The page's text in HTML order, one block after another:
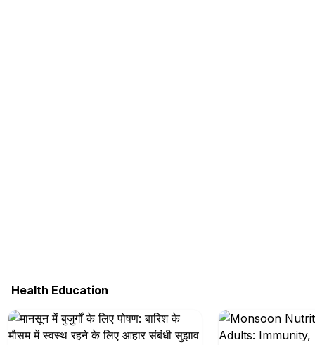
Health Education